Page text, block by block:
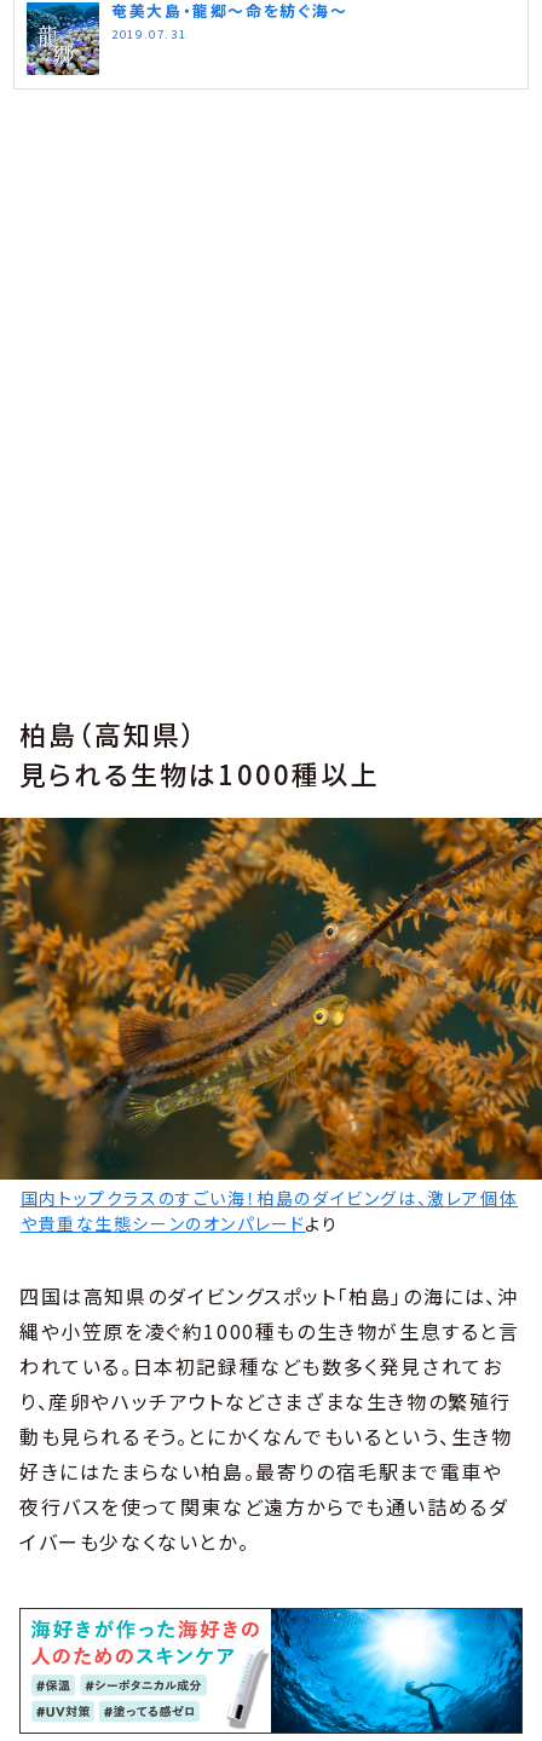
奄美大島・龍郷～命を紡ぐ海～
2019.07.31
柏島（高知県）
見られる生物は1000種以上
国内トップクラスのすごい海！柏島のダイビングは、激レア個体
や貴重な生態シーンのオンパレードより
四国は高知県のダイビングスポット「柏島」の海には、沖
縄や小笠原を凌ぐ約1000種もの生き物が生息すると言
われている。日本初記録種なども数多く発見されてお
り、産卵やハッチアウトなどさまざまな生き物の繁殖行
動も見られるそう。とにかくなんでもいるという、生き物
好きにはたまらない柏島。最寄りの宿毛駅まで電車や
夜行バスを使って関東など遠方からでも通い詰めるダ
イバーも少なくないとか。